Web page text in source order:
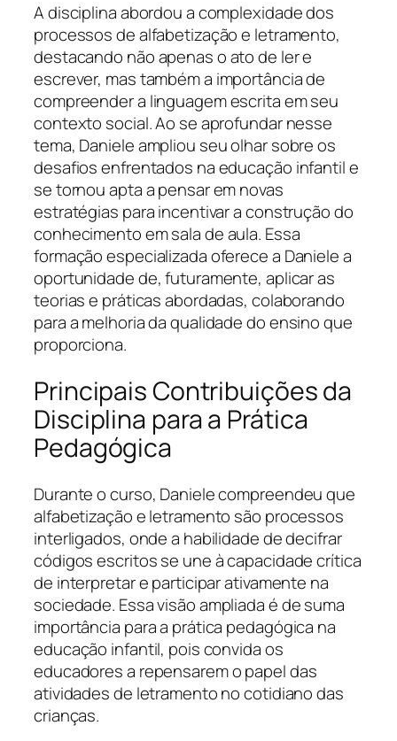
A disciplina abordou a complexidade dos
processos de alfabetização e letramento,
destacando não apenas o ato de ler e
escrever, mas também a importância de
compreender a linguagem escrita em seu
contexto social. Ao se aprofundar nesse
tema, Daniele ampliou seu olhar sobre os
desafios enfrentados na educação infantil e
se tornou apta a pensar em novas
estratégias para incentivar a construção do
conhecimento em sala de aula. Essa
formação especializada oferece a Daniele a
oportunidade de, futuramente, aplicar as
teorias e práticas abordadas, colaborando
para a melhoria da qualidade do ensino que
proporciona.
Principais Contribuições da
Disciplina para a Prática
Pedagógica
Durante o curso, Daniele compreendeu que
alfabetização e letramento são processos
interligados, onde a habilidade de decifrar
códigos escritos se une à capacidade crítica
de interpretar e participar ativamente na
sociedade. Essa visão ampliada é de suma
importância para a prática pedagógica na
educação infantil, pois convida os
educadores a repensarem o papel das
atividades de letramento no cotidiano das
crianças.